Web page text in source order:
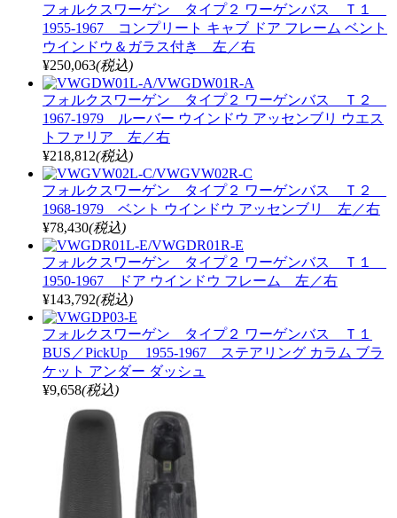
フォルクスワーゲン タイプ２ ワーゲンバス Ｔ１
1955-1967 コンプリート キャブ ドア フレーム ベント
ウインドウ＆ガラス付き 左／右
¥250,063(税込)
フォルクスワーゲン タイプ２ ワーゲンバス Ｔ２
1967-1979 ルーバー ウインドウ アッセンブリ ウエス
トファリア 左／右
¥218,812(税込)
フォルクスワーゲン タイプ２ ワーゲンバス Ｔ２
1968-1979 ベント ウインドウ アッセンブリ 左／右
¥78,430(税込)
フォルクスワーゲン タイプ２ ワーゲンバス Ｔ１
1950-1967 ドア ウインドウ フレーム 左／右
¥143,792(税込)
フォルクスワーゲン タイプ２ ワーゲンバス Ｔ１
BUS／PickUp 1955-1967 ステアリング カラム ブラ
ケット アンダー ダッシュ
¥9,658(税込)